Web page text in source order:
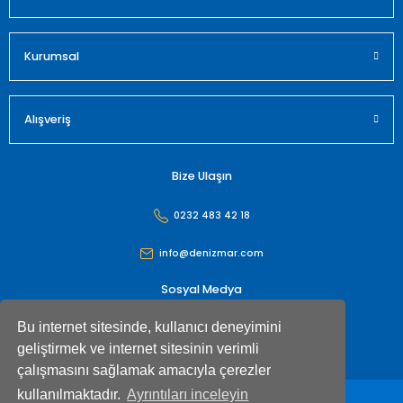
Bu internet sitesinde, kullanıcı deneyimini
geliştirmek ve internet sitesinin verimli
çalışmasını sağlamak amacıyla çerezler
kullanılmaktadır. Ayrıntıları inceleyin
Kurumsal
Alışveriş
Bize Ulaşın
0232 483 42 18
info@denizmar.com
Sosyal Medya